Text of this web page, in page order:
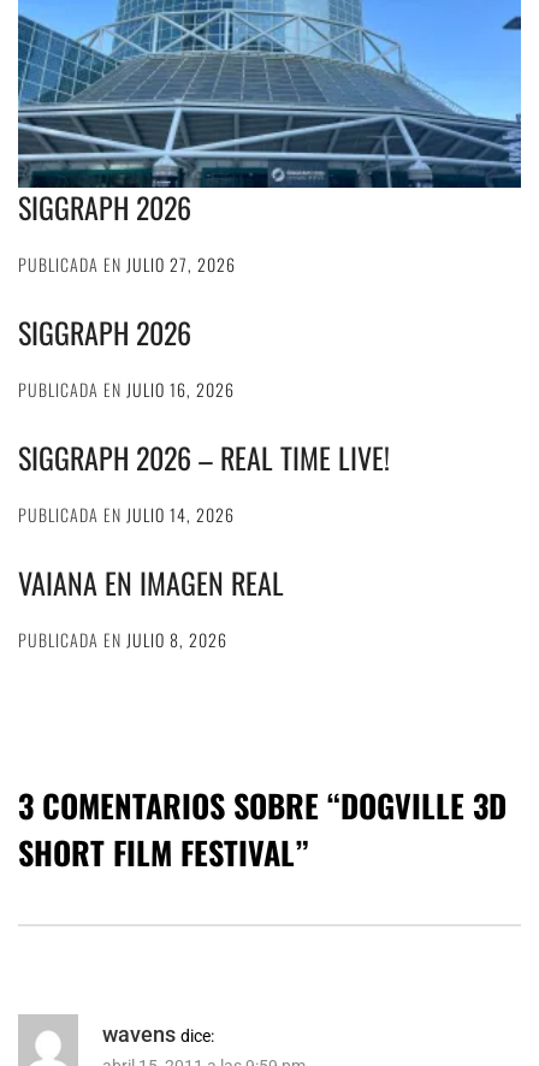
SIGGRAPH 2026
PUBLICADA EN JULIO 27, 2026
SIGGRAPH 2026
PUBLICADA EN JULIO 16, 2026
SIGGRAPH 2026 – REAL TIME LIVE!
PUBLICADA EN JULIO 14, 2026
VAIANA EN IMAGEN REAL
PUBLICADA EN JULIO 8, 2026
3 COMENTARIOS SOBRE “DOGVILLE 3D
SHORT FILM FESTIVAL”
wavens dice: